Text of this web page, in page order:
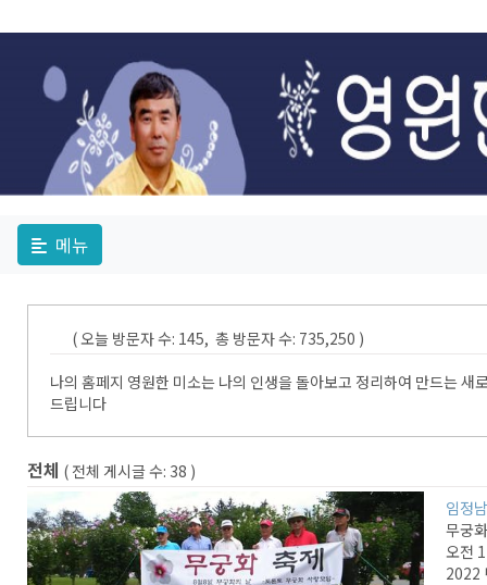
메뉴
( 오늘 방문자 수: 145, 총 방문자 수: 735,250 )
나의 홈페지 영원한 미소는 나의 인생을 돌아보고 정리하여 만드는 새
드립니다
전체 ( 전체 게시글 수: 38 )
임정남
무궁
오전
2022